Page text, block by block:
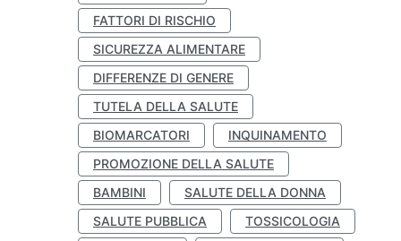
FATTORI DI RISCHIO
SICUREZZA ALIMENTARE
DIFFERENZE DI GENERE
TUTELA DELLA SALUTE
BIOMARCATORI
INQUINAMENTO
PROMOZIONE DELLA SALUTE
BAMBINI
SALUTE DELLA DONNA
SALUTE PUBBLICA
TOSSICOLOGIA